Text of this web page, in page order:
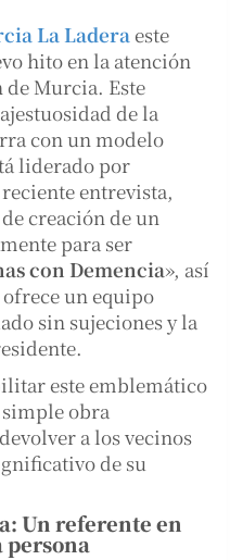
La Laderaeste
hito en la atención
de Murcia. Este
de la
con un modelo
liderado por
entrevista,
creación de un
para ser
con Demencia», así
un equipo
sin sujeciones y la
este emblemático
obra
a los vecinos
de su
Un referente en
persona